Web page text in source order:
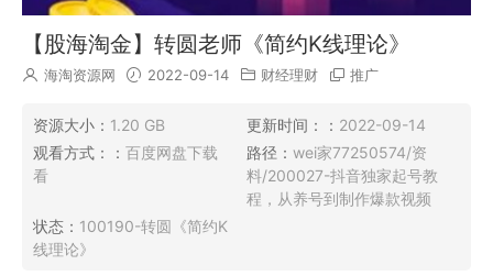
【股海淘金】转圆老师《简约K线理论》
海淘资源网 2022-09-14 财经理财 推广
资源大小： 1.20 GB 更新时间：： 2022-09-14
观看方式：： 百度网盘下载
看
路径： wei家77250574/资
料/200027-抖音独家起号教
程，从养号到制作爆款视频
状态： 100190-转圆《简约K
线理论》